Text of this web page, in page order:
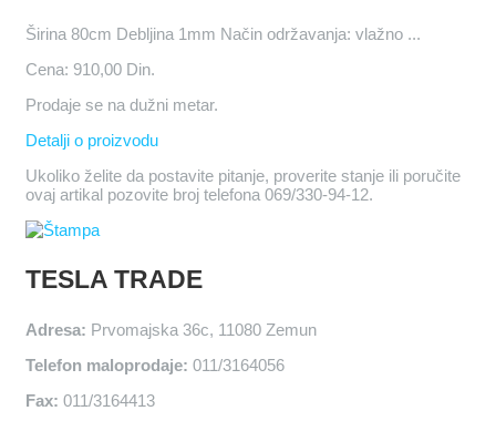
Širina 80cm Debljina 1mm Način održavanja: vlažno ...
Cena: 910,00 Din.
Prodaje se na dužni metar.
Detalji o proizvodu
Ukoliko želite da postavite pitanje, proverite stanje ili poručite
ovaj artikal pozovite broj telefona 069/330-94-12.
TESLA TRADE
Adresa: Prvomajska 36c, 11080 Zemun
Telefon maloprodaje: 011/3164056
Fax: 011/3164413